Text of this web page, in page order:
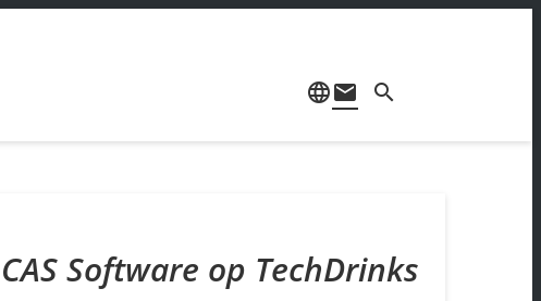
languagemail search
CAS Software op TechDrinks